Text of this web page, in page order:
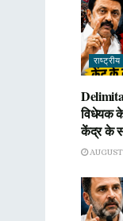
राष्ट्रीय
विधेयक
केंद्र के